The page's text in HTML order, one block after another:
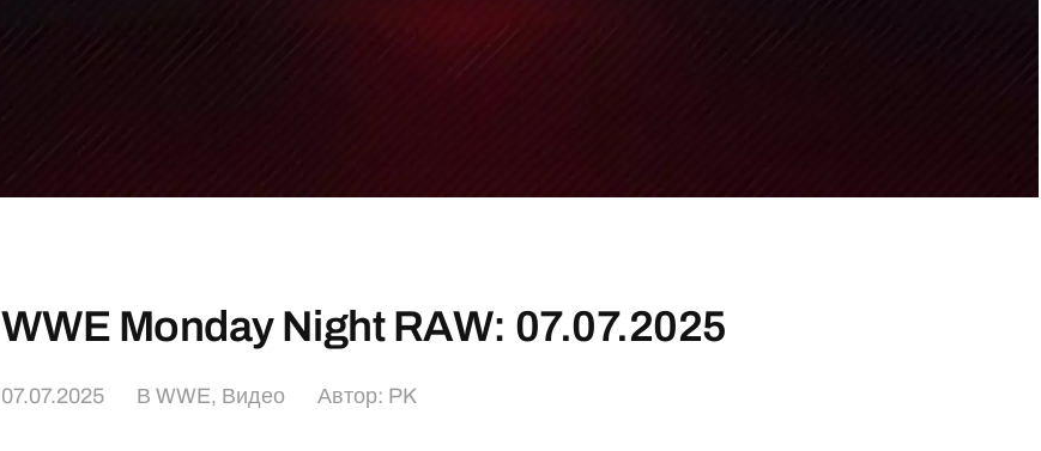
WWE Monday Night RAW: 07.07.2025
07.07.2025 ВWWE, Видео Автор: PK